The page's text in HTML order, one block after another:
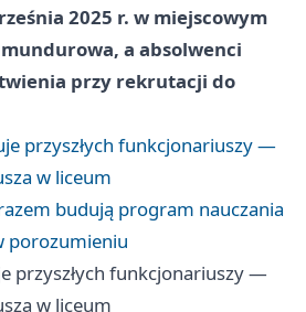
2025 r. w miejscowym
a absolwenci
przy rekrutacji do
przyszłych funkcjonariuszy —
w liceum
budują program nauczania
porozumieniu
przyszłych funkcjonariuszy —
w liceum